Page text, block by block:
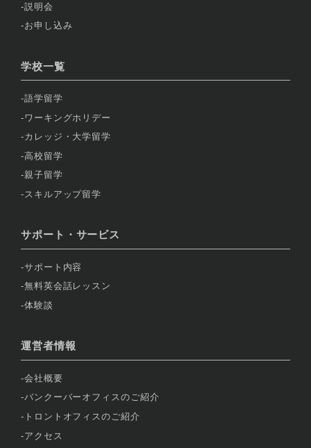
説明会
お申し込み
学校一覧
語学留学
ワーキングホリデー
カレッジ・大学留学
高校留学
親子留学
スキルアップ留学
サポート・サービス
サポート内容
無料英会話レッスン
体験談
運営者情報
会社概要
バンクーバーオフィスのご紹介
トロントオフィスのご紹介
アクセス